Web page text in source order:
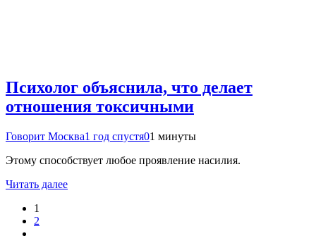
Психолог объяснила, что делает
отношения токсичными
Говорит Москва1 год спустя01 минуты
Этому способствует любое проявление насилия.
Читать далее
1
2